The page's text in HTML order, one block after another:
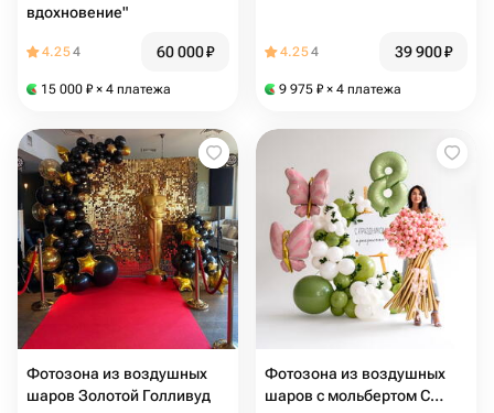
вдохновение"
4.254 60 000₽
15 000 ₽ × 4 платежа
4.254 39 900₽
9 975 ₽ × 4 платежа
Фотозона из воздушных
шаров Золотой Голливуд
Фотозона из воздушных
шаров с мольбертом С